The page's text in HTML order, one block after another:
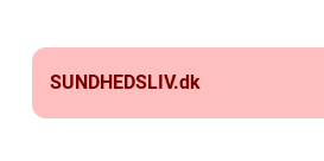
SUNDHEDSLIV.dk